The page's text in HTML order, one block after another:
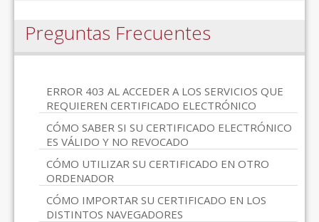
Preguntas Frecuentes
ERROR 403 AL ACCEDER A LOS SERVICIOS QUE
REQUIEREN CERTIFICADO ELECTRÓNICO
CÓMO SABER SI SU CERTIFICADO ELECTRÓNICO
ES VÁLIDO Y NO REVOCADO
CÓMO UTILIZAR SU CERTIFICADO EN OTRO
ORDENADOR
CÓMO IMPORTAR SU CERTIFICADO EN LOS
DISTINTOS NAVEGADORES